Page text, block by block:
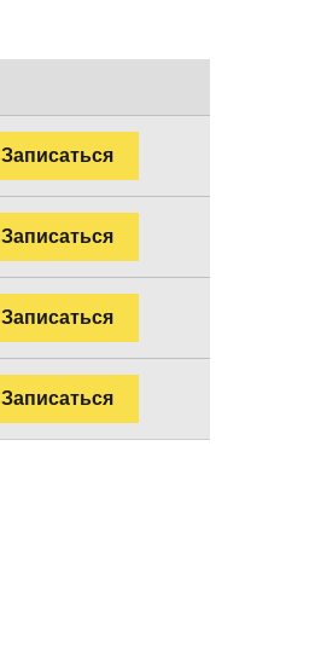
Записаться
Записаться
Записаться
Записаться